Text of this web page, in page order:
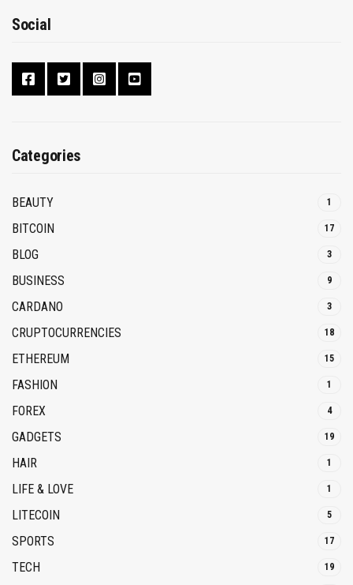
Social
Categories
BEAUTY 1
BITCOIN 17
BLOG 3
BUSINESS 9
CARDANO 3
CRUPTOCURRENCIES 18
ETHEREUM 15
FASHION 1
FOREX 4
GADGETS 19
HAIR 1
LIFE & LOVE 1
LITECOIN 5
SPORTS 17
TECH 19